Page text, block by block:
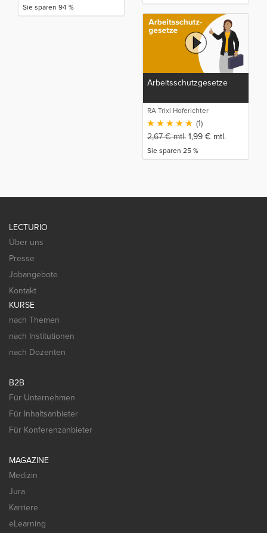
Sie sparen 94 %
Arbeitsschutzgesetze
RA Trixi Hoferichter
(1)
2,67€mtl. 1,99 € mtl.
Sie sparen 25 %
LECTURIO
Über uns
Presse
Jobangebote
Kontakt
KURSE
nach Themen
nach Institutionen
nach Dozenten
B2B
Für Unternehmen
Für Inhaltsanbieter
Für Konferenzanbieter
MAGAZINE
Medizin
Jura
Karriere
eLearning